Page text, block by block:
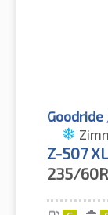
Z-507
235/